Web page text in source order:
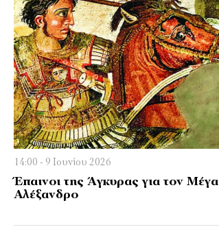
14:00 - 9 Ιουνίου 2026
Έπαινοι της Άγκυρας για τον Μέγα
Αλέξανδρο